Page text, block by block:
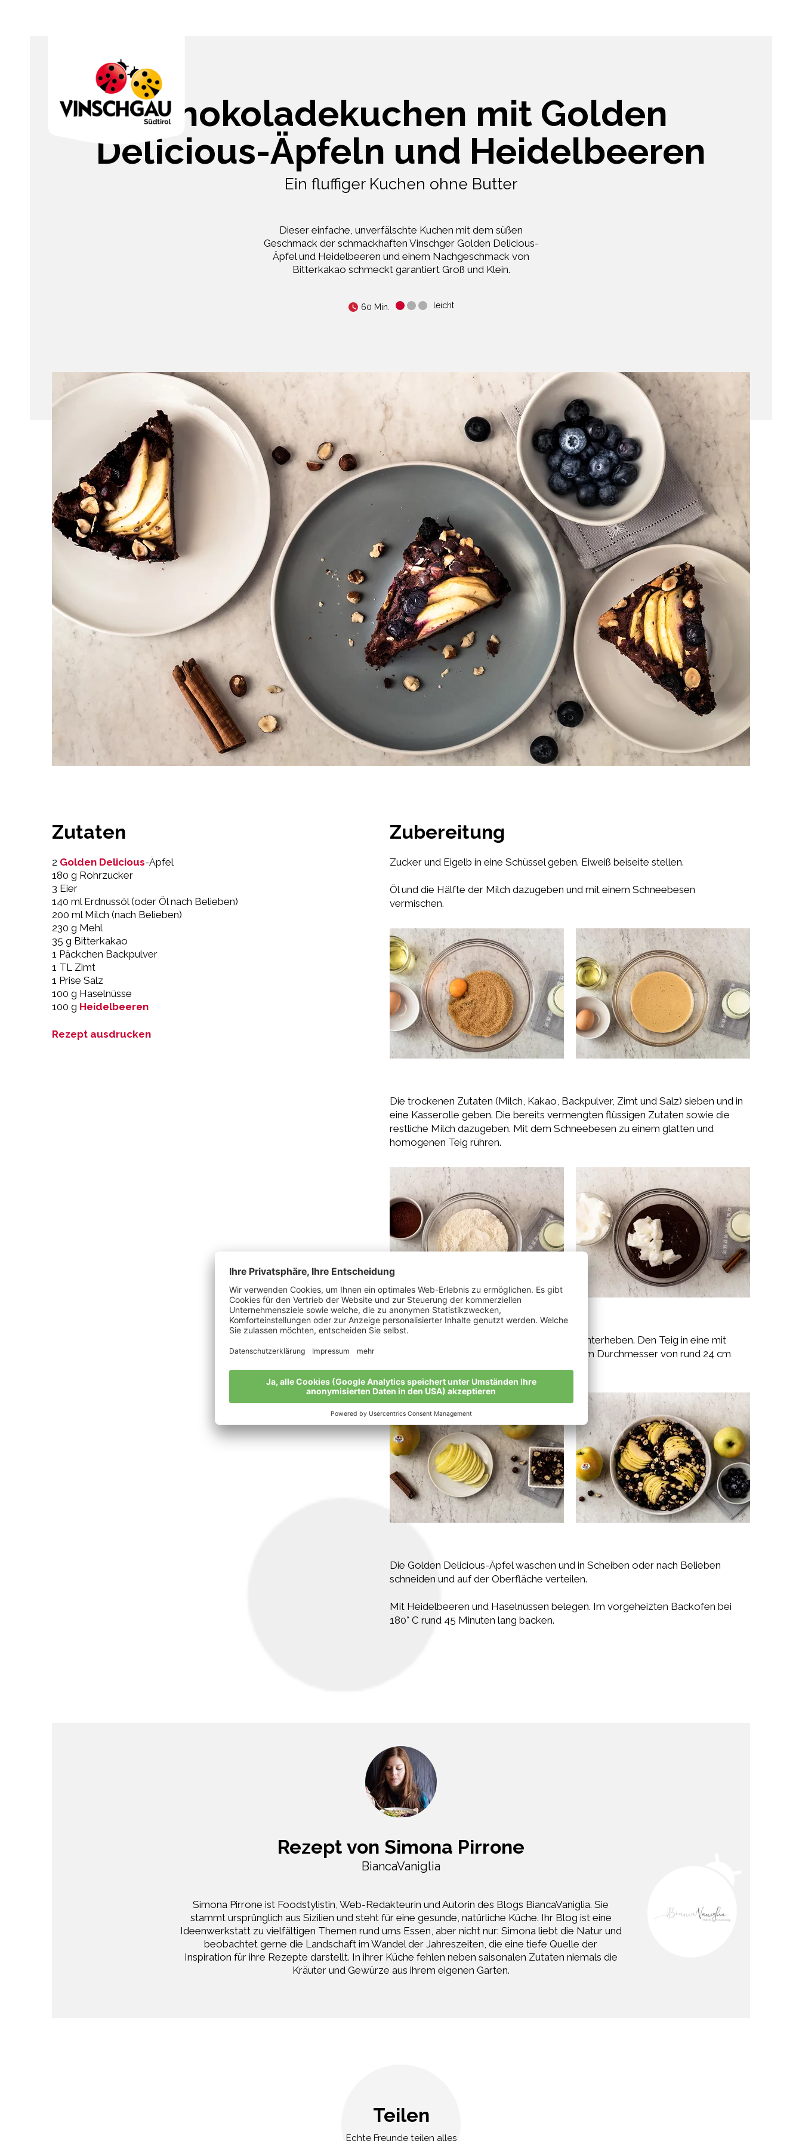
Schokoladekuchen mit Golden
Delicious-Äpfeln und Heidelbeeren
Ein fluffiger Kuchen ohne Butter
Dieser einfache, unverfälschte Kuchen mit dem süßen
Geschmack der schmackhaften Vinschger Golden Delicious-
Äpfel und Heidelbeeren und einem Nachgeschmack von
Bitterkakao schmeckt garantiert Groß und Klein.
60 Min. leicht
Zutaten
2 Golden Delicious-Äpfel
180 g Rohrzucker
3 Eier
140 ml Erdnussöl (oder Öl nach Belieben)
200 ml Milch (nach Belieben)
230 g Mehl
35 g Bitterkakao
1 Päckchen Backpulver
1 TL Zimt
1 Prise Salz
100 g Haselnüsse
100 g Heidelbeeren
Rezept ausdrucken
Zubereitung
Zucker und Eigelb in eine Schüssel geben. Eiweiß beiseite stellen.
Öl und die Hälfte der Milch dazugeben und mit einem Schneebesen
vermischen.
Die trockenen Zutaten (Milch, Kakao, Backpulver, Zimt und Salz) sieben und in
eine Kasserolle geben. Die bereits vermengten flüssigen Zutaten sowie die
restliche Milch dazugeben. Mit dem Schneebesen zu einem glatten und
homogenen Teig rühren.
Eiweiß zu Schnee schlagen und vorsichtig unterheben. Den Teig in eine mit
Backblechpapier ausgelegte Form mit einem Durchmesser von rund 24 cm
schütten.
Die Golden Delicious-Äpfel waschen und in Scheiben oder nach Belieben
schneiden und auf der Oberfläche verteilen.
Mit Heidelbeeren und Haselnüssen belegen. Im vorgeheizten Backofen bei
180° C rund 45 Minuten lang backen.
Rezept von Simona Pirrone
BiancaVaniglia
Simona Pirrone ist Foodstylistin, Web-Redakteurin und Autorin des Blogs BiancaVaniglia. Sie
stammt ursprünglich aus Sizilien und steht für eine gesunde, natürliche Küche. Ihr Blog ist eine
Ideenwerkstatt zu vielfältigen Themen rund ums Essen, aber nicht nur: Simona liebt die Natur und
beobachtet gerne die Landschaft im Wandel der Jahreszeiten, die eine tiefe Quelle der
Inspiration für ihre Rezepte darstellt. In ihrer Küche fehlen neben saisonalen Zutaten niemals die
Kräuter und Gewürze aus ihrem eigenen Garten.
Teilen
Echte Freunde teilen alles